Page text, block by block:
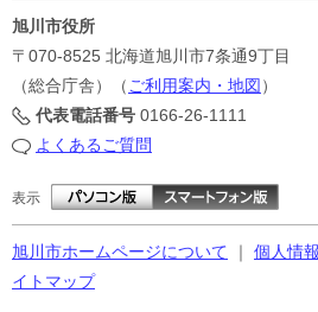
旭川市役所
〒070-8525 北海道旭川市7条通9丁目
（総合庁舎）（ ご利用案内・地図 ）
代表電話番号 0166-26-1111
よくあるご質問
表示
旭川市ホームページについて ｜ 個人情
イトマップ